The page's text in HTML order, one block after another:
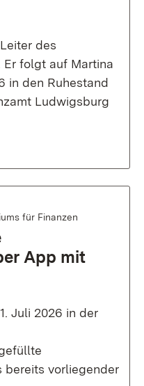
des
folgt auf Martina
in den Ruhestand
Ludwigsburg
für Finanzen
App mit
Juli 2026 in der
bereits vorliegender